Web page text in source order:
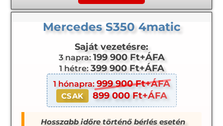
Mercedes S350 4matic
Saját vezetésre:
3 napra: 199 900 Ft+ÁFA
1 hétre: 399 900 Ft+ÁFA
1 hónapra: 999 900 Ft+ÁFA
CSAK 899 000 Ft+ÁFA
Hosszabb időre történő bérlés esetén